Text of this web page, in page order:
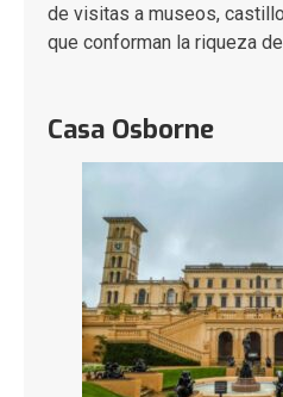
de visitas a museos,
que conforman la riqueza
Casa Osborne